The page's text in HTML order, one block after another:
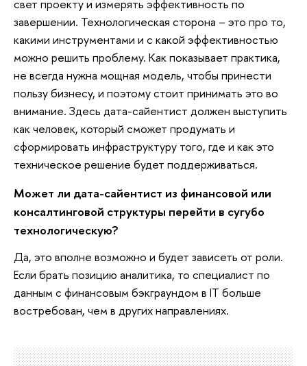
свет проекту и измерять эффективность по
завершении. Технологическая сторона – это про то,
какими инструментами и с какой эффективностью
можно решить проблему. Как показывает практика,
не всегда нужна мощная модель, чтобы принести
пользу бизнесу, и поэтому стоит принимать это во
внимание. Здесь дата-сайентист должен выступить
как человек, который сможет продумать и
сформировать инфраструктуру того, где и как это
техническое решение будет поддерживаться.
Может ли дата-сайентист из финансовой или
консалтинговой структуры перейти в сугубо
технологическую?
Да, это вполне возможно и будет зависеть от роли.
Если брать позицию аналитика, то специалист по
данным с финансовым бэкграундом в IT больше
востребован, чем в других направлениях.